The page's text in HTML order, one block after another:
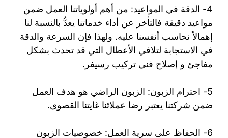
4- الدقة في المواعيد: من أهم أولوياتنا العمل ضمن
مواعيد دقيقة فالتأخر عن أداء خدماتنا يعدُّ بالنسبة لنا
إهمالاً نحاسب أنفسنا عليه. ولهذا فإن السرعة والدقة
في الاستجابة لتلافي الأعطال التي قد تحدث بشكل
مفاجئ و إصلاح فني تركيب رسيفر.
5- احترام الزبون: الزبون الراضي هو هدف العمل
ضمن شركتنا يعتبر رضا عملائنا غايتنا القصوى.
6- الحفاظ على سرية العمل: خصوصيات الزبون